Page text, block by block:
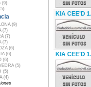
(9)
(9)
(7)
(7)
(7)
(6)
(6)
(6)
(5)
(5)
(4)
KIA CEE'D
KIA CEE'D